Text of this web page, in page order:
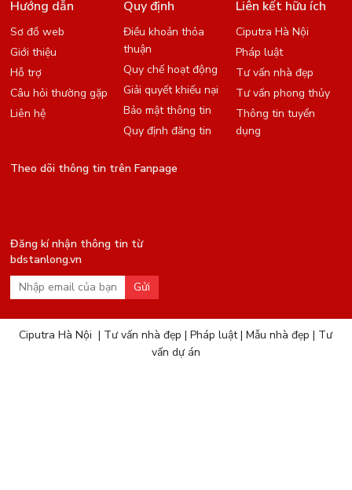
Hướng dẫn
Sơ đồ web
Giới thiệu
Hỗ trợ
Câu hỏi thường gặp
Liên hệ
Quy định
Điều khoản thỏa
thuận
Quy chế hoạt động
Giải quyết khiếu nại
Bảo mật thông tin
Quy định đăng tin
Liên kết hữu ích
Ciputra Hà Nội
Pháp luật
Tư vấn nhà đẹp
Tư vấn phong thủy
Thông tin tuyển
dụng
Theo dõi thông tin trên Fanpage
Đăng kí nhận thông tin từ
bdstanlong.vn
Gửi
Ciputra Hà Nội | Tư vấn nhà đẹp |Pháp luật|Mẫu nhà đẹp | Tư
vấn dự án